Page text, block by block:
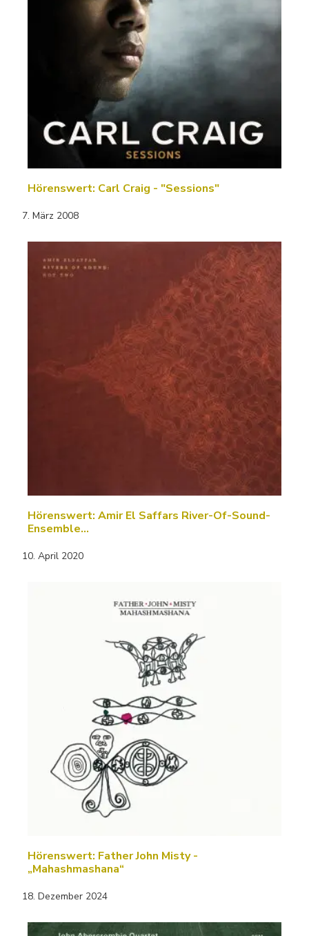
Hörenswert: Carl Craig - "Sessions"
7. März 2008
Hörenswert: Amir El Saffars River-Of-Sound-
Ensemble…
10. April 2020
Hörenswert: Father John Misty -
„Mahashmashana“
18. Dezember 2024